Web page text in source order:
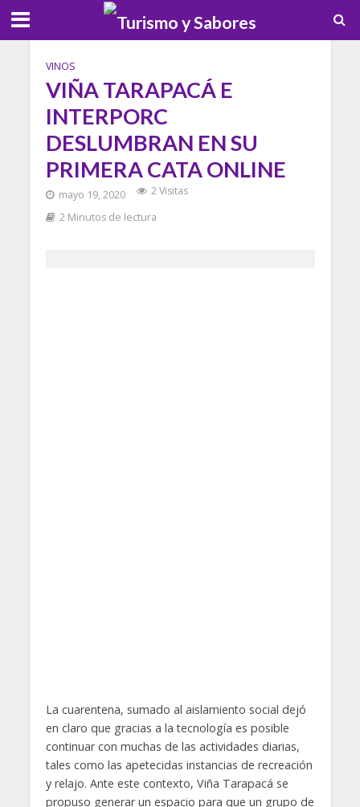
VINOS
VIÑA TARAPACÁ E
INTERPORC
DESLUMBRAN EN SU
PRIMERA CATA ONLINE
mayo 19, 2020
2 Visitas
2 Minutos de lectura
La cuarentena, sumado al aislamiento social dejó
en claro que gracias a la tecnología es posible
continuar con muchas de las actividades diarias,
tales como las apetecidas instancias de recreación
y relajo. Ante este contexto, Viña Tarapacá se
propuso generar un espacio para que un grupo de